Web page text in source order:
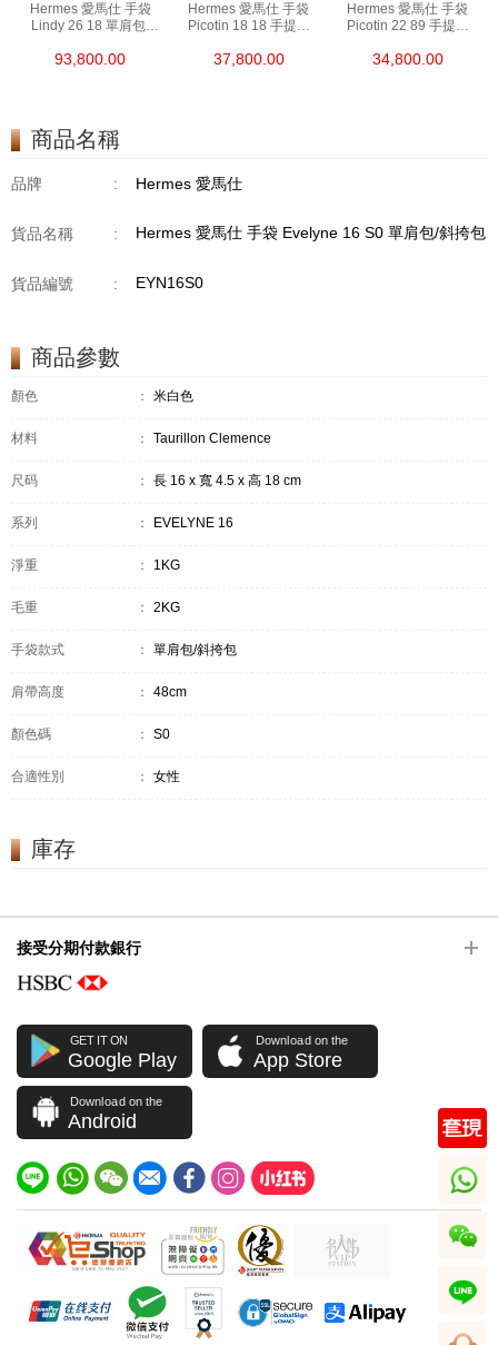
Hermes 愛馬仕 手袋
Lindy 26 18 單肩包/
93,800.00
Hermes 愛馬仕 手袋
Picotin 18 18 手提包
37,800.00
Hermes 愛馬仕 手袋
Picotin 22 89 手提包
34,800.00
商品名稱
品牌 : Hermes 愛馬仕
貨品名稱 : Hermes 愛馬仕 手袋 Evelyne 16 S0 單肩包/斜挎包
貨品編號 : EYN16S0
商品參數
顏色 ： 米白色
材料 ： Taurillon Clemence
尺码 ： 長 16 x 寬 4.5 x 高 18 cm
系列 ： EVELYNE 16
淨重 ： 1KG
毛重 ： 2KG
手袋款式 ： 單肩包/斜挎包
肩帶高度 ： 48cm
顏色碼 ： S0
合適性別 ： 女性
庫存
接受分期付款銀行
GET IT ON
Google Play
Download on the
App Store
Download on the
Android
whatsapp